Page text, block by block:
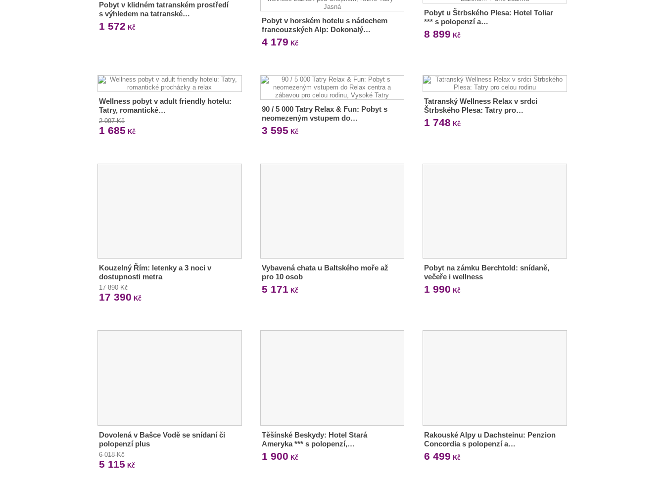
Pobyt v klidném tatranském prostředí
s výhledem na tatranské…
1 572 Kč
Pobyt v horském hotelu s nádechem
francouzských Alp: Dokonalý…
4 179 Kč
Pobyt u Štrbského Plesa: Hotel Toliar
*** s polopenzí a…
8 899 Kč
Wellness pobyt v adult friendly hotelu:
Tatry, romantické…
2 097 Kč
1 685 Kč
90 / 5 000 Tatry Relax & Fun: Pobyt s
neomezeným vstupem do…
3 595 Kč
Tatranský Wellness Relax v srdci
Štrbského Plesa: Tatry pro…
1 748 Kč
Kouzelný Řím: letenky a 3 noci v
dostupnosti metra
17 890 Kč
17 390 Kč
Vybavená chata u Baltského moře až
pro 10 osob
5 171 Kč
Pobyt na zámku Berchtold: snídaně,
večeře i wellness
1 990 Kč
Dovolená v Bašce Vodě se snídaní či
polopenzí plus
6 018 Kč
5 115 Kč
Těšínské Beskydy: Hotel Stará
Ameryka *** s polopenzí,…
1 900 Kč
Rakouské Alpy u Dachsteinu: Penzion
Concordia s polopenzí a…
6 499 Kč